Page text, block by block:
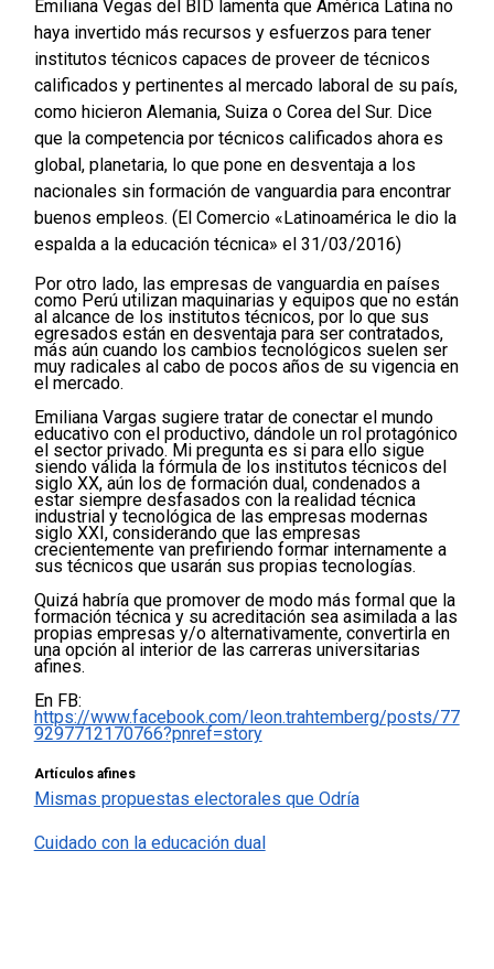
Emiliana Vegas del BID lamenta que América Latina no
haya invertido más recursos y esfuerzos para tener
institutos técnicos capaces de proveer de técnicos
calificados y pertinentes al mercado laboral de su país,
como hicieron Alemania, Suiza o Corea del Sur. Dice
que la competencia por técnicos calificados ahora es
global, planetaria, lo que pone en desventaja a los
nacionales sin formación de vanguardia para encontrar
buenos empleos. (El Comercio «Latinoamérica le dio la
espalda a la educación técnica» el 31/03/2016)
Por otro lado, las empresas de vanguardia en países
como Perú utilizan maquinarias y equipos que no están
al alcance de los institutos técnicos, por lo que sus
egresados están en desventaja para ser contratados,
más aún cuando los cambios tecnológicos suelen ser
muy radicales al cabo de pocos años de su vigencia en
el mercado.
Emiliana Vargas sugiere tratar de conectar el mundo
educativo con el productivo, dándole un rol protagónico
el sector privado. Mi pregunta es si para ello sigue
siendo válida la fórmula de los institutos técnicos del
siglo XX, aún los de formación dual, condenados a
estar siempre desfasados con la realidad técnica
industrial y tecnológica de las empresas modernas
siglo XXI, considerando que las empresas
crecientemente van prefiriendo formar internamente a
sus técnicos que usarán sus propias tecnologías.
Quizá habría que promover de modo más formal que la
formación técnica y su acreditación sea asimilada a las
propias empresas y/o alternativamente, convertirla en
una opción al interior de las carreras universitarias
afines.
En FB:
https://www.facebook.com/leon.trahtemberg/posts/77
9297712170766?pnref=story
Artículos afines
Mismas propuestas electorales que Odría
Cuidado con la educación dual